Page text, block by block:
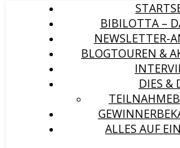
BIBILOTTA –
NEWSLETTER-
BLOGTOUREN &
DIES &
ALLES AUF